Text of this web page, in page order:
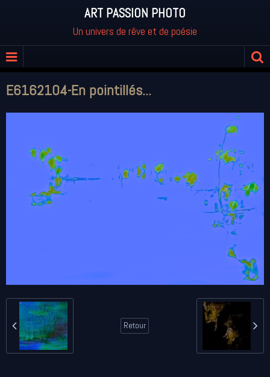
ART PASSION PHOTO
Un univers de rêve et de poésie
E6162104-En pointillés...
Retour